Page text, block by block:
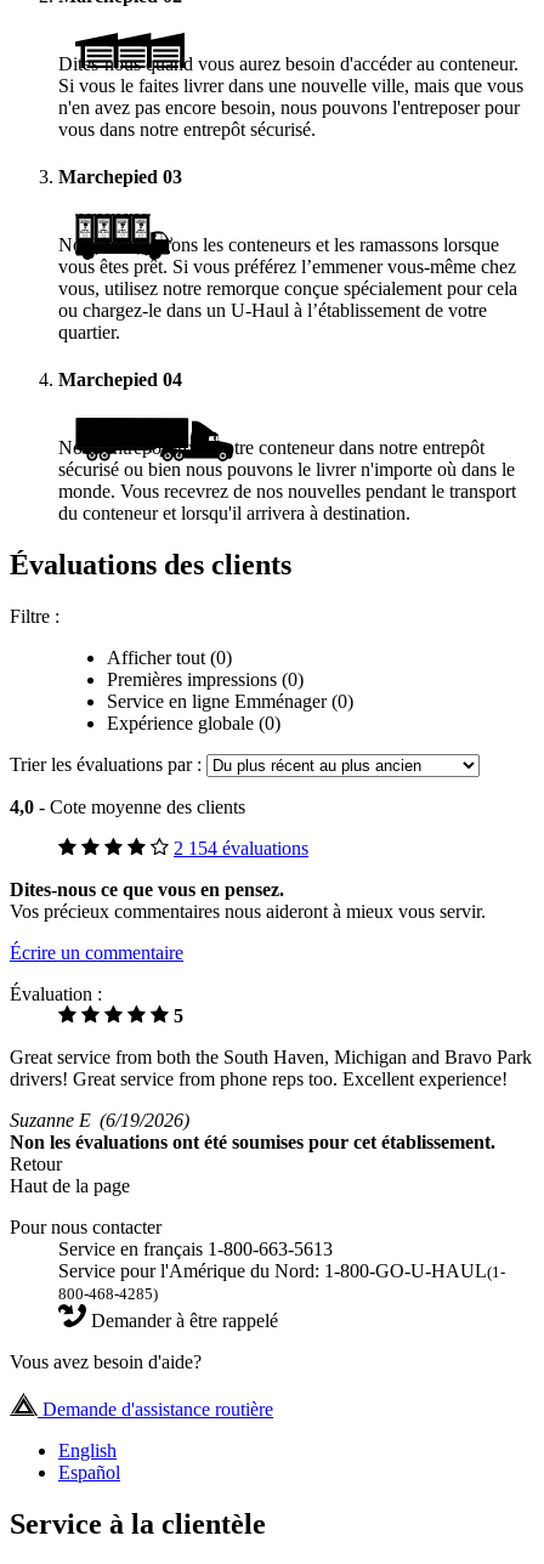
Dites-nous quand vous aurez besoin d'accéder au conteneur.
Si vous le faites livrer dans une nouvelle ville, mais que vous
n'en avez pas encore besoin, nous pouvons l'entreposer pour
vous dans notre entrepôt sécurisé.
Marchepied 03
Nous vous livrons les conteneurs et les ramassons lorsque
vous êtes prêt. Si vous préférez l’emmener vous-même chez
vous, utilisez notre remorque conçue spécialement pour cela
ou chargez-le dans un U-Haul à l’établissement de votre
quartier.
Marchepied 04
Nous entreposerons votre conteneur dans notre entrepôt
sécurisé ou bien nous pouvons le livrer n'importe où dans le
monde. Vous recevrez de nos nouvelles pendant le transport
du conteneur et lorsqu'il arrivera à destination.
Évaluations des clients
Filtre :
Afficher tout (0)
Premières impressions (0)
Service en ligne Emménager (0)
Expérience globale (0)
Trier les évaluations par :
4,0 - Cote moyenne des clients
2 154 évaluations
Dites-nous ce que vous en pensez.
Vos précieux commentaires nous aideront à mieux vous servir.
Écrire un commentaire
Évaluation :
5
Great service from both the South Haven, Michigan and Bravo Park
drivers! Great service from phone reps too. Excellent experience!
Suzanne E (6/19/2026)
Non les évaluations ont été soumises pour cet établissement.
Retour
Haut de la page
Pour nous contacter
Service en français 1-800-663-5613
Service pour l'Amérique du Nord: 1-800-GO-U-HAUL(1-
800-468-4285)
Demander à être rappelé
Vous avez besoin d'aide?
Demande d'assistance routière
English
Español
Service à la clientèle